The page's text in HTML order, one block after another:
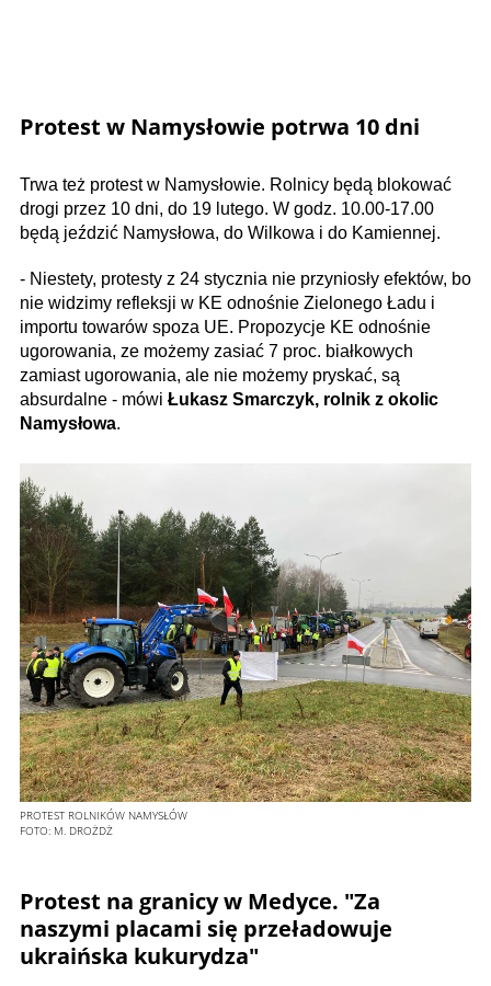
Protest w Namysłowie potrwa 10 dni
Trwa też protest w Namysłowie. Rolnicy będą blokować
drogi przez 10 dni, do 19 lutego. W godz. 10.00-17.00
będą jeździć Namysłowa, do Wilkowa i do Kamiennej.
- Niestety, protesty z 24 stycznia nie przyniosły efektów, bo
nie widzimy refleksji w KE odnośnie Zielonego Ładu i
importu towarów spoza UE. Propozycje KE odnośnie
ugorowania, ze możemy zasiać 7 proc. białkowych
zamiast ugorowania, ale nie możemy pryskać, są
absurdalne - mówi Łukasz Smarczyk, rolnik z okolic
Namysłowa.
PROTEST ROLNIKÓW NAMYSŁÓW
FOTO: M. DROŻDŻ
Protest na granicy w Medyce. "Za
naszymi placami się przeładowuje
ukraińska kukurydza"